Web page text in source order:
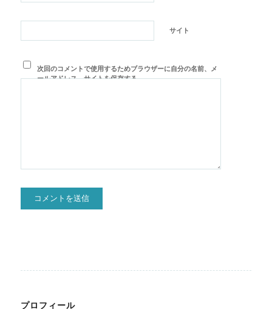
サイト
次回のコメントで使用するためブラウザーに自分の名前、メ
ールアドレス、サイトを保存する。
プロフィール